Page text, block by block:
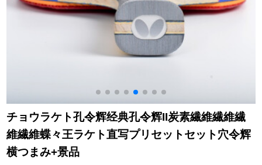
チョウラケト孔令辉经典孔令辉II炭素繊維繊維繊
維繊維蝶々王ラケト直写プリセットセット穴令辉
横つまみ+景品